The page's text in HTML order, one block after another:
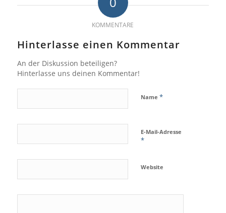
KOMMENTARE
Hinterlasse einen Kommentar
An der Diskussion beteiligen?
Hinterlasse uns deinen Kommentar!
Name *
E-Mail-Adresse
*
Website